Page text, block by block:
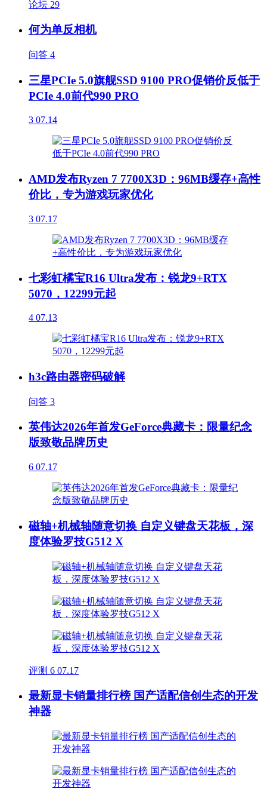
论坛 29
何为单反相机
问答 4
三星PCIe 5.0旗舰SSD 9100 PRO促销价反低于
PCIe 4.0前代990 PRO
3 07.14
AMD发布Ryzen 7 7700X3D：96MB缓存+高性
价比，专为游戏玩家优化
3 07.17
七彩虹橘宝R16 Ultra发布：锐龙9+RTX
5070，12299元起
4 07.13
h3c路由器密码破解
问答 3
英伟达2026年首发GeForce典藏卡：限量纪念
版致敬品牌历史
6 07.17
磁轴+机械轴随意切换 自定义键盘天花板，深
度体验罗技G512 X
评测 6 07.17
最新显卡销量排行榜 国产适配信创生态的开发
神器